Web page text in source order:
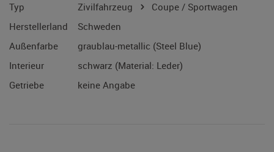
Typ
Zivilfahrzeug
Coupe / Sportwagen
Herstellerland
Schweden
Außenfarbe
graublau-metallic (Steel Blue)
Interieur
schwarz (Material: Leder)
Getriebe
keine Angabe